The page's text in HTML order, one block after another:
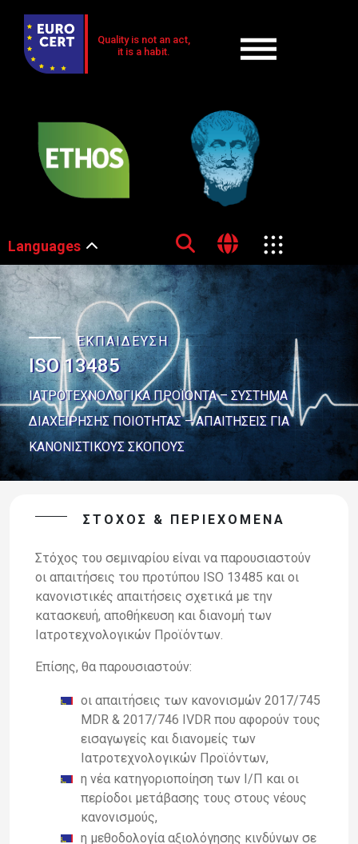
Quality is not an act,
it is a habit.
Languages
ΕΚΠΑΙΔΕΥΣΗ
ISO 13485
ΙΑΤΡΟΤΕΧΝΟΛΟΓΙΚΑ ΠΡΟΪΟΝΤΑ – ΣΥΣΤΗΜΑ
ΔΙΑΧΕΙΡΗΣΗΣ ΠΟΙΟΤΗΤΑΣ – ΑΠΑΙΤΗΣΕΙΣ ΓΙΑ
ΚΑΝΟΝΙΣΤΙΚΟΥΣ ΣΚΟΠΟΥΣ
ΣΤΌΧΟΣ & ΠΕΡΙΕΧΌΜΕΝΑ
Στόχος του σεμιναρίου είναι να παρουσιαστούν
οι απαιτήσεις του προτύπου ISO 13485 και οι
κανονιστικές απαιτήσεις σχετικά με την
κατασκευή, αποθήκευση και διανομή των
Ιατροτεχνολογικών Προϊόντων.
Επίσης, θα παρουσιαστούν:
οι απαιτήσεις των κανονισμών 2017/745
MDR & 2017/746 IVDR που αφορούν τους
εισαγωγείς και διανομείς των
Ιατροτεχνολογικών Προϊόντων,
η νέα κατηγοριοποίηση των Ι/Π και οι
περίοδοι μετάβασης τους στους νέους
κανονισμούς,
η μεθοδολογία αξιολόγησης κινδύνων σε